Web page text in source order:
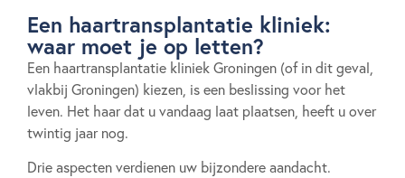
Een haartransplantatie kliniek:
waar moet je op letten?
Een haartransplantatie kliniek Groningen (of in dit geval,
vlakbij Groningen) kiezen, is een beslissing voor het
leven. Het haar dat u vandaag laat plaatsen, heeft u over
twintig jaar nog.
Drie aspecten verdienen uw bijzondere aandacht.